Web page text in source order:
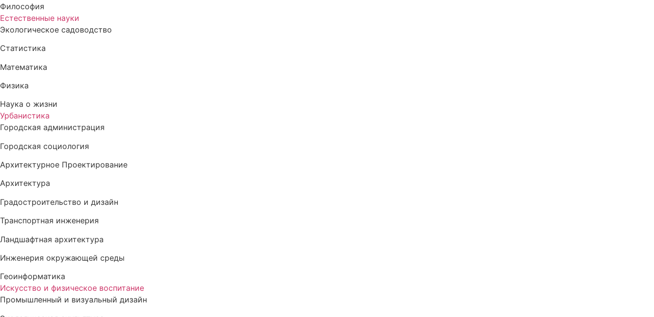
Философия
Естественные науки
Экологическое садоводство
Статистика
Математика
Физика
Наука о жизни
Урбанистика
Городская администрация
Городская социология
Архитектурное Проектирование
Архитектура
Градостроительство и дизайн
Транспортная инженерия
Ландшафтная архитектура
Инженерия окружающей среды
Геоинформатика
Искусство и физическое воспитание
Промышленный и визуальный дизайн